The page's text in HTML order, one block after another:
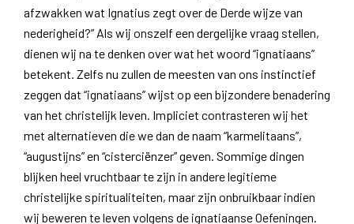
afzwakken wat Ignatius zegt over de Derde wijze van
nederigheid?” Als wij onszelf een dergelijke vraag stellen,
dienen wij na te denken over wat het woord “ignatiaans”
betekent. Zelfs nu zullen de meesten van ons instinctief
zeggen dat “ignatiaans” wijst op een bijzondere benadering
van het christelijk leven. Impliciet contrasteren wij het
met alternatieven die we dan de naam “karmelitaans”,
“augustijns” en “cisterciënzer” geven. Sommige dingen
blijken heel vruchtbaar te zijn in andere legitieme
christelijke spiritualiteiten, maar zijn onbruikbaar indien
wij beweren te leven volgens de ignatiaanse Oefeningen.